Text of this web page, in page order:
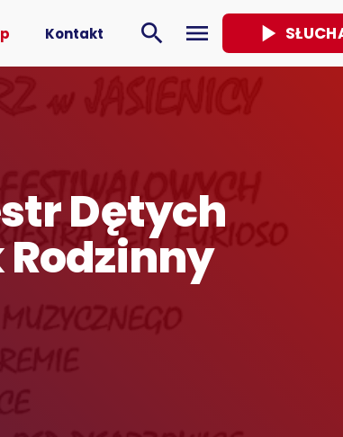
Kontakt search menu play_arrow
Dętych
Rodzinny